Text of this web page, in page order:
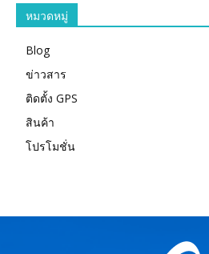
หมวดหมู่
Blog
ข่าวสาร
ติดตั้ง GPS
สินค้า
โปรโมชั่น